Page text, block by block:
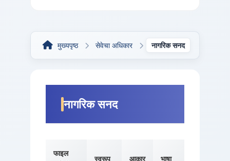
मुख्यपृष्ठ सेवेचा अधिकार नागरिक सनद
नागरिक सनद
फाइल
स्वरूप आकार भाषा